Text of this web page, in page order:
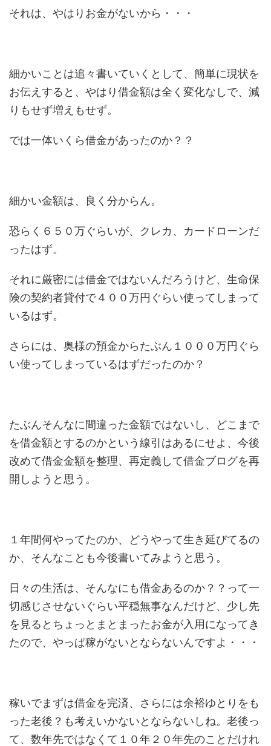
それは、やはりお金がないから・・・
細かいことは追々書いていくとして、簡単に現状を
お伝えすると、やはり借金額は全く変化なしで、減
りもせず増えもせず。
では一体いくら借金があったのか？？
細かい金額は、良く分からん。
恐らく６５０万ぐらいが、クレカ、カードローンだ
ったはず。
それに厳密には借金ではないんだろうけど、生命保
険の契約者貸付で４００万円ぐらい使ってしまって
いるはず。
さらには、奥様の預金からたぶん１０００万円ぐら
い使ってしまっているはずだったのか？
たぶんそんなに間違った金額ではないし、どこまで
を借金額とするのかという線引はあるにせよ、今後
改めて借金金額を整理、再定義して借金ブログを再
開しようと思う。
１年間何やってたのか、どうやって生き延びてるの
か、そんなことも今後書いてみようと思う。
日々の生活は、そんなにも借金あるのか？？って一
切感じさせないぐらい平穏無事なんだけど、少し先
を見るとちょっとまとまったお金が入用になってき
たので、やっぱ稼がないとならないんですよ・・・
稼いでまずは借金を完済、さらには余裕ゆとりをも
った老後？も考えいかないとならないしね。老後っ
て、数年先ではなくて１０年２０年先のことだけれ